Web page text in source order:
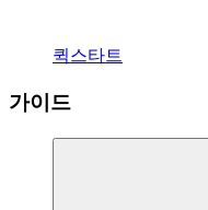
퀵스타트
가이드